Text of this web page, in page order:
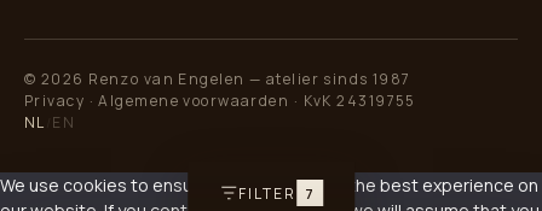
FILTER 7
© 2026 Renzo van Engelen — atelier sinds 1987
Privacy ·Algemene voorwaarden · KvK 24319755
NL EN
We use cookies to ensure that we give you the best experience on